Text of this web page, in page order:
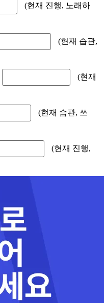
(현재 진행, 노래하
(현재 습관,
(현재
(현재 습관, 쓰
(현재 진행,